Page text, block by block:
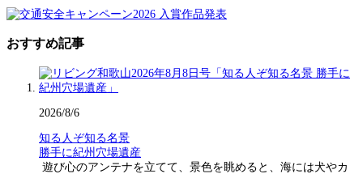
おすすめ記事
2026/8/6
知る人ぞ知る名景
勝手に紀州穴場遺産
遊び心のアンテナを立てて、景色を眺めると、海には犬やカ